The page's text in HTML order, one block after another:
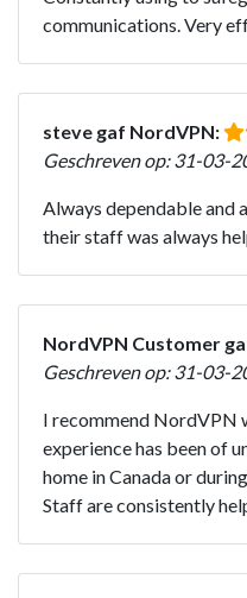
communications. Very
steve gaf NordVPN:
Geschreven op: 31-03-
Always dependable and
their staff was always
NordVPN Customer
Geschreven op: 31-03-
I recommend
experience has been of
home in Canada or
Staff are consistently